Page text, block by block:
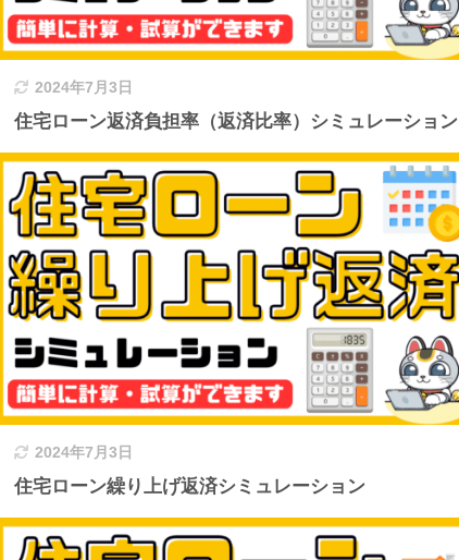
2024年7月3日
住宅ローン返済負担率（返済比率）シミュレーション
2024年7月3日
住宅ローン繰り上げ返済シミュレーション